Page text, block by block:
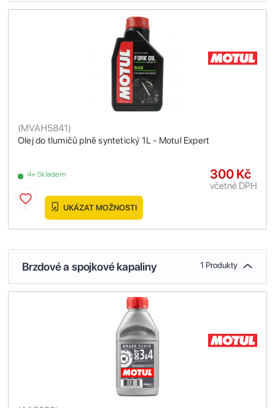
Olej do tlumičů plně syntetický 1L - Motul Expert
(MVAH5841)
4+ Skladem 300 Kč
včetně DPH
UKÁZAT MOŽNOSTI
Brzdové a spojkové kapaliny 1 Produkty